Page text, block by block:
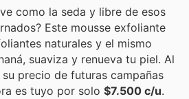
como la seda y libre de esos
Este mousse exfoliante
naturales y el mismo
suaviza y renueva tu piel. Al
precio de futuras campañas
es tuyo por solo $7.500 c/u.